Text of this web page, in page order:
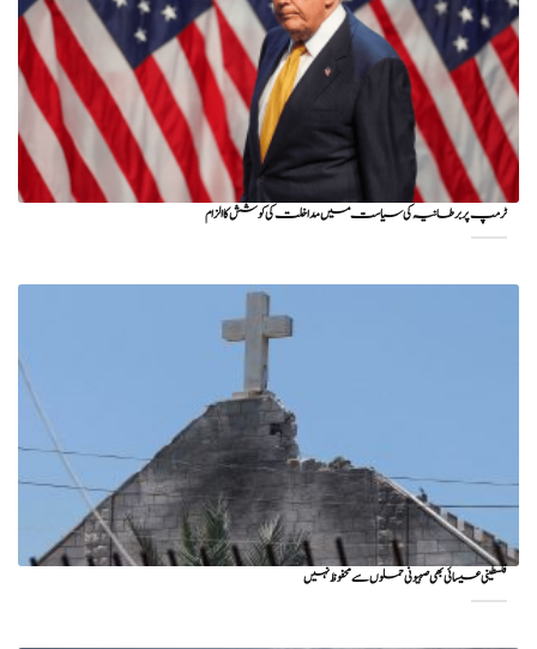
ٹرمپ پر برطانیہ کی سیاست میں مداخلت کی کوشش کا الزام
فلسطینی عیسائی بھی صہیونی حملوں سے محفوظ نہیں